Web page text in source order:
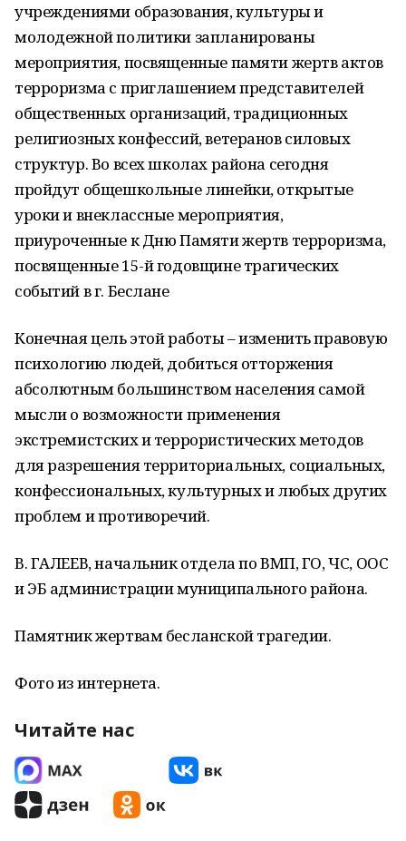
учреждениями образования, культуры и
молодежной политики запланированы
мероприятия, посвященные памяти жертв актов
терроризма с приглашением представителей
общественных организаций, традиционных
религиозных конфессий, ветеранов силовых
структур. Во всех школах района сегодня
пройдут общешкольные линейки, открытые
уроки и внеклассные мероприятия,
приуроченные к Дню Памяти жертв терроризма,
посвященные 15-й годовщине трагических
событий в г. Беслане
Конечная цель этой работы – изменить правовую
психологию людей, добиться отторжения
абсолютным большинством населения самой
мысли о возможности применения
экстремистских и террористических методов
для разрешения территориальных, социальных,
конфессиональных, культурных и любых других
проблем и противоречий.
В. ГАЛЕЕВ, начальник отдела по ВМП, ГО, ЧС, ООС
и ЭБ администрации муниципального района.
Памятник жертвам бесланской трагедии.
Фото из интернета.
Читайте нас